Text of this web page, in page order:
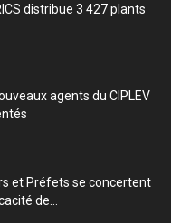
distribue 3 427 plants
agents du CIPLEV
et Préfets se concertent
de...